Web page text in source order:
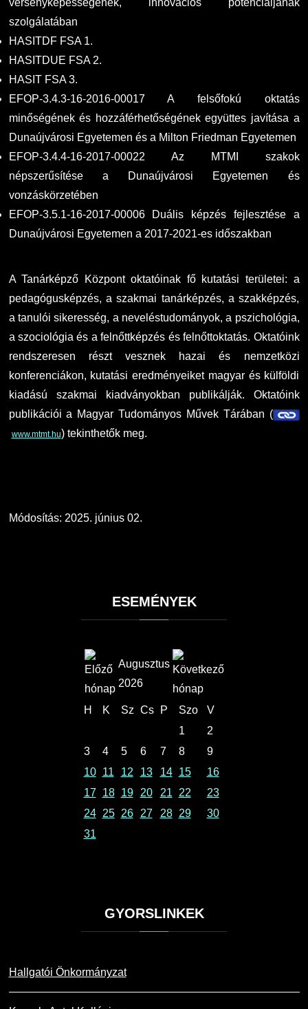
versenyképességének, innovációs potenciáljának
szolgálatában
HASITDF FSA 1.
HASITDUE FSA 2.
HASIT FSA 3.
EFOP-3.4.3-16-2016-00017 A felsőfokú oktatás
minőségének és hozzáférhetőségének együttes javítása a
Dunaújvárosi Egyetemen és a Milton Friedman Egyetemen
EFOP-3.4.4-16-2017-00022 Az MTMI szakok
népszerűsítése a Dunaújvárosi Egyetemen és
vonzáskörzetében
EFOP-3.5.1-16-2017-00006 Duális képzés fejlesztése a
Dunaújvárosi Egyetemen a 2017-2021-es időszakban
A Tanárképző Központ oktatóinak fő kutatási területei: a
pedagógusképzés, a szakmai tanárképzés, a szakképzés,
a tanulói sikeresség, a neveléstudományok, a pszichológia,
a szociológia és a felnőttképzés és felnőttoktatás. Oktatóink
rendszeresen részt vesznek hazai és nemzetközi
konferenciákon, kutatási eredményeiket magyar és külföldi
kiadású szakmai kiadványokban publikálják. Oktatóink
publikációi a Magyar Tudományos Művek Tárában (
www.mtmt.hu) tekinthetők meg.
Módosítás: 2025. június 02.
ESEMÉNYEK
Augusztus
2026
H K Sz Cs P Szo
V
1
2
3
4 5 6 7 8
9
10
11 12 13 14 15
16
17
18 19 20 21 22
23
24
25 26 27 28 29
30
31
GYORSLINKEK
Hallgatói Önkormányzat